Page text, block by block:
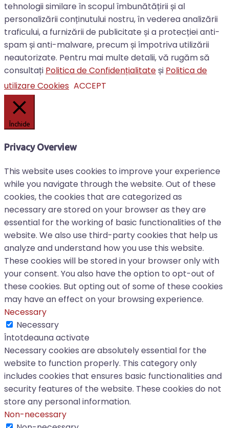
tehnologii similare în scopul îmbunătățirii și al
personalizării conținutului nostru, în vederea analizării
traficului, a furnizării de publicitate și a protecției anti-
spam și anti-malware, precum și împotriva utilizării
neautorizate. Pentru mai multe detalii, vă rugăm să
consultați Politica de Confidențialitate și Politica de
utilizare Cookies ACCEPT
Închide
Privacy Overview
This website uses cookies to improve your experience
while you navigate through the website. Out of these
cookies, the cookies that are categorized as
necessary are stored on your browser as they are
essential for the working of basic functionalities of the
website. We also use third-party cookies that help us
analyze and understand how you use this website.
These cookies will be stored in your browser only with
your consent. You also have the option to opt-out of
these cookies. But opting out of some of these cookies
may have an effect on your browsing experience.
Necessary
Necessary
Întotdeauna activate
Necessary cookies are absolutely essential for the
website to function properly. This category only
includes cookies that ensures basic functionalities and
security features of the website. These cookies do not
store any personal information.
Non-necessary